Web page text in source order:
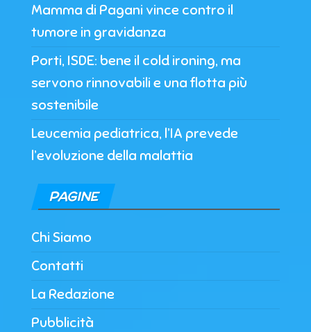
Mamma di Pagani vince contro il
tumore in gravidanza
Porti, ISDE: bene il cold ironing, ma
servono rinnovabili e una flotta più
sostenibile
Leucemia pediatrica, l’IA prevede
l’evoluzione della malattia
PAGINE
Chi Siamo
Contatti
La Redazione
Pubblicità